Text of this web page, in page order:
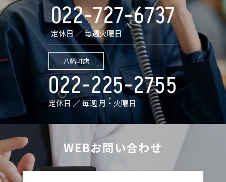
022-727-6737
定休日 ／ 毎週火曜日
八幡町店
022-225-2755
定休日 ／ 毎週 月・火曜日
WEBお問い合わせ